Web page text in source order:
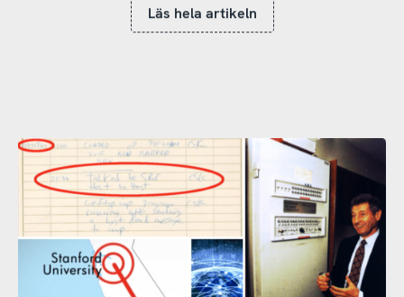
Läs hela artikeln